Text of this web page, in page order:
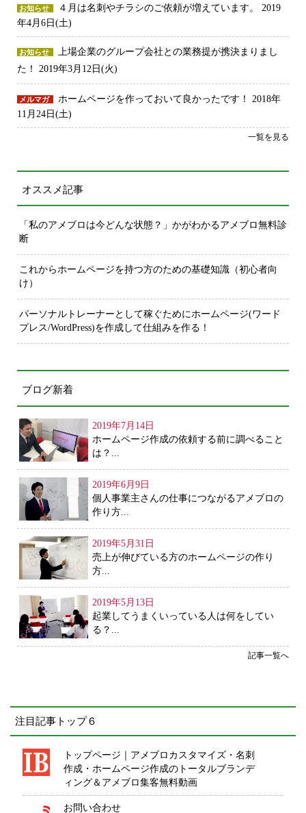
お知らせ ４月は名刺やチラシのご依頼が増えています。 2019
年4月6日(土)
お知らせ
上場企業のグループ会社との業務提が携決まりまし
た！ 2019年3月12日(火)
メルマガ ホームページを作っておいて良かったです！ 2018年
11月24日(土)
一覧を見る
オススメ記事
「私のアメブロは今どんな状態？」かがわかるアメブロ無料診
断
これからホームページを持つ方のための基礎知識（初心者向
け）
パーソナルトレーナーとして稼ぐためにホームページ(ワード
プレス/WordPress)を作成して仕組みを作る！
ブログ新着
2019年7月14日
ホームページ作成の依頼する前に調べること
は？...
2019年6月9日
個人事業主さんの仕事につながるアメブロの
作り方...
2019年5月31日
売上が伸びている方のホームページの作り
方...
2019年5月13日
起業してうまくいっている人は何をしてい
る？...
記事一覧へ
注目記事トップ６
トップページ｜アメブロカスタマイズ・名刺
作成・ホームページ作成のトータルブランデ
ィング＆アメブロ集客無料動画
お問い合わせ